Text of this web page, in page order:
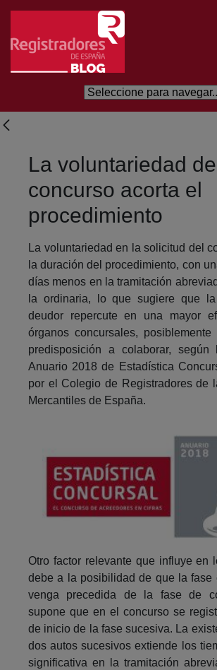
Eduki nagusira joan
La voluntariedad
concurso acorta el
procedimiento
La voluntariedad en la solicitud del
la duración del procedimiento, con
días menos en la tramitación
la ordinaria, lo que sugiere que la
deudor repercute en una mayor
órganos concursales,
predisposición a colaborar, según
Anuario 2018 de Estadística
por el Colegio de Registradores de
Mercantiles de España.
Otro factor relevante que influye en
debe a la posibilidad de que la fase
venga precedida de la fase de
supone que en el concurso se
de inicio de la fase sucesiva. La
dos autos sucesivos extiende los
significativa en la tramitación